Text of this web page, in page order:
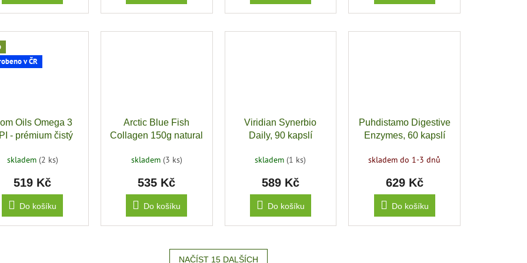
v ČR
Oils Omega 3
- prémium čistý
240 ml
skladem (2 ks)
519 Kč
Do košíku
Arctic Blue Fish
Collagen 150g natural
Seagarden)
skladem (3 ks)
535 Kč
Do košíku
Viridian Synerbio
Daily, 90 kapslí
skladem(1 ks)
589 Kč
Do košíku
Puhdistamo Digestive
Enzymes, 60 kapslí
skladem do 1-3 dnů
629 Kč
Do košíku
NAČÍST 15 DALŠÍCH